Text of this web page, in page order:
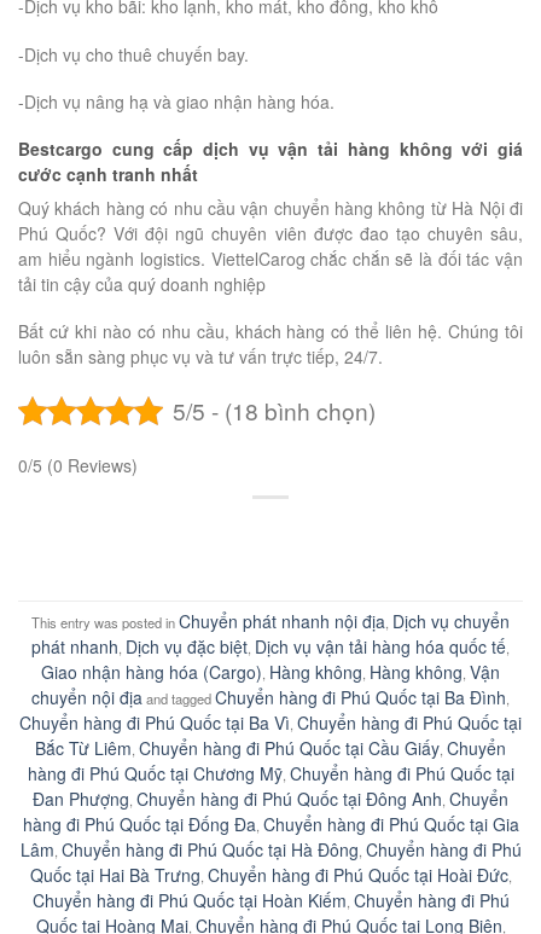
-Dịch vụ kho bãi: kho lạnh, kho mát, kho đông, kho khô
-Dịch vụ cho thuê chuyến bay.
-Dịch vụ nâng hạ và giao nhận hàng hóa.
Bestcargo cung cấp dịch vụ vận tải hàng không với giá
cước cạnh tranh nhất
Quý khách hàng có nhu cầu vận chuyển hàng không từ Hà Nội đi
Phú Quốc? Với đội ngũ chuyên viên được đao tạo chuyên sâu,
am hiểu ngành logistics. ViettelCarog chắc chắn sẽ là đối tác vận
tải tin cậy của quý doanh nghiệp
Bất cứ khi nào có nhu cầu, khách hàng có thể liên hệ. Chúng tôi
luôn sẵn sàng phục vụ và tư vấn trực tiếp, 24/7.
5/5 - (18 bình chọn)
0/5 (0 Reviews)
This entry was posted inChuyển phát nhanh nội địa Dịch vụ chuyển
phát nhanh Dịch vụ đặc biệt Dịch vụ vận tải hàng hóa quốc tế
Giao nhận hàng hóa (Cargo) Hàng không Hàng không Vận
chuyển nội địa and taggedChuyển hàng đi Phú Quốc tại Ba Đình
Chuyển hàng đi Phú Quốc tại Ba Vì Chuyển hàng đi Phú Quốc tại
Bắc Từ Liêm Chuyển hàng đi Phú Quốc tại Cầu Giấy Chuyển
hàng đi Phú Quốc tại Chương Mỹ, Chuyển hàng đi Phú Quốc tại
Đan Phượng Chuyển hàng đi Phú Quốc tại Đông Anh Chuyển
hàng đi Phú Quốc tại Đống Đa Chuyển hàng đi Phú Quốc tại Gia
Lâm Chuyển hàng đi Phú Quốc tại Hà Đông Chuyển hàng đi Phú
Quốc tại Hai Bà Trưng Chuyển hàng đi Phú Quốc tại Hoài Đức,
Chuyển hàng đi Phú Quốc tại Hoàn Kiếm Chuyển hàng đi Phú
Quốc tại Hoàng Mai, Chuyển hàng đi Phú Quốc tại Long Biên